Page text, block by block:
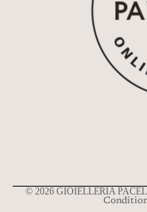
© 2026 GIOIELLERIA
Politique de remboursement